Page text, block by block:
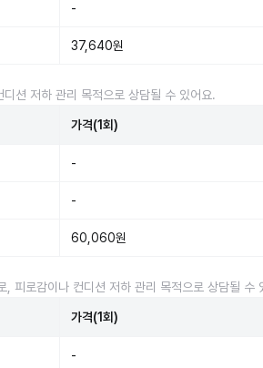
-
37,640원
션 저하 관리 목적으로 상담될 수 있어요.
가격(1회)
-
-
60,060원
, 피로감이나 컨디션 저하 관리 목적으로 상담될 수
가격(1회)
-